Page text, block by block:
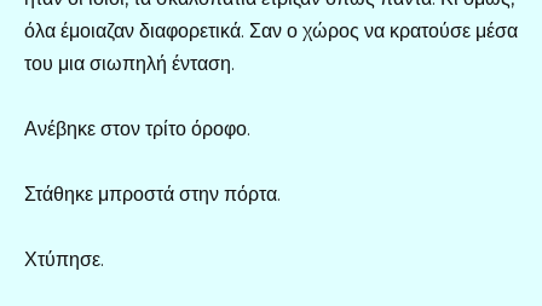
όλα έμοιαζαν διαφορετικά. Σαν ο χώρος να κρατούσε μέσα
του μια σιωπηλή ένταση.
Ανέβηκε στον τρίτο όροφο.
Στάθηκε μπροστά στην πόρτα.
Χτύπησε.